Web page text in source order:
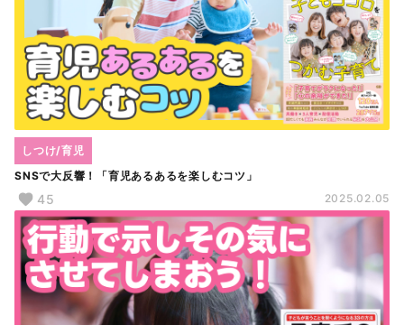
SNSで大反響！「育児あるあるを楽しむコツ」
しつけ/育児
45 2025.02.05